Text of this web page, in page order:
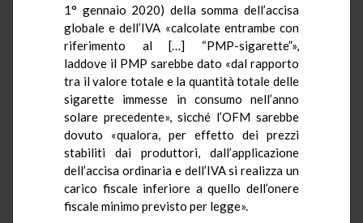
1° gennaio 2020) della somma dell’accisa
globale e dell’IVA «calcolate entrambe con
riferimento al […] “PMP-sigarette”»,
laddove il PMP sarebbe dato «dal rapporto
tra il valore totale e la quantità totale delle
sigarette immesse in consumo nell’anno
solare precedente», sicché l’OFM sarebbe
dovuto «qualora, per effetto dei prezzi
stabiliti dai produttori, dall’applicazione
dell’accisa ordinaria e dell’IVA si realizza un
carico fiscale inferiore a quello dell’onere
fiscale minimo previsto per legge».